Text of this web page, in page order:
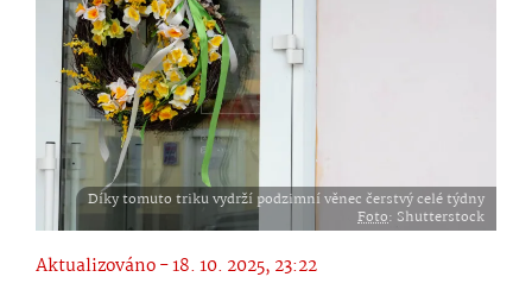
Díky tomuto triku vydrží podzimní věnec čerstvý celé týdny
Foto: Shutterstock
Aktualizováno - 18. 10. 2025, 23:22